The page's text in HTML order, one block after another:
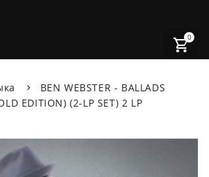
0
BEN WEBSTER - BALLADS
EDITION) (2-LP SET) 2 LP